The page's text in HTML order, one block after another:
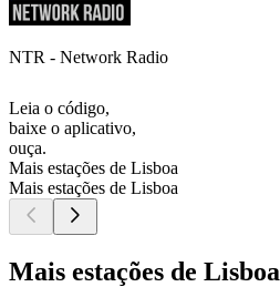
NTR - Network Radio
Leia o código,
baixe o aplicativo,
ouça.
Mais estações de Lisboa
Mais estações de Lisboa
Mais estações de Lisboa